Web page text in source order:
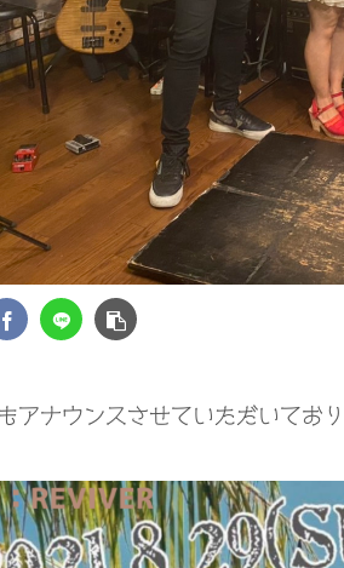
アナウンスさせていただいてお